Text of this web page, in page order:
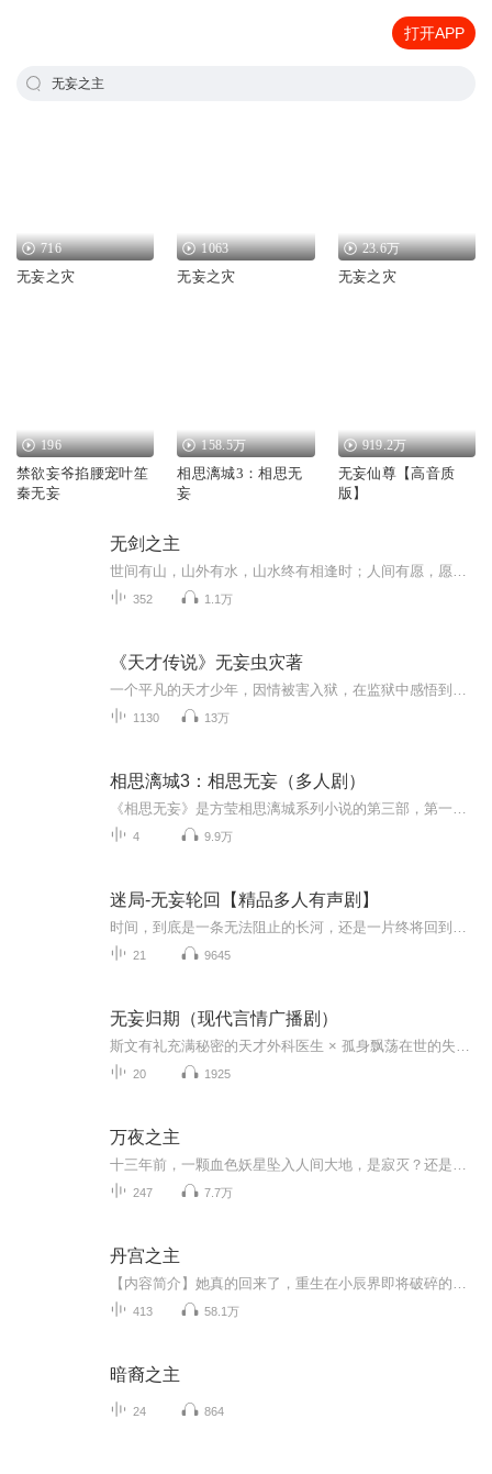
打开APP
无妄之主
716
无妄之灾
1063
无妄之灾
23.6万
无妄之灾
196
禁欲妄爷掐腰宠叶笙
秦无妄
158.5万
相思漓城3：相思无
妄
919.2万
无妄仙尊【高音质
版】
无剑之主
352 1.1万
《天才传说》无妄虫灾著
1130 13万
相思漓城3：相思无妄（多人剧）
4 9.9万
迷局-无妄轮回【精品多人有声剧】
21 9645
无妄归期（现代言情广播剧）
20 1925
万夜之主
247 7.7万
丹宫之主
413 58.1万
暗裔之主
24 864